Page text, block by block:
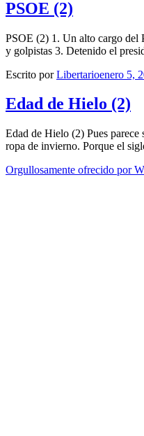
PSOE (2)
PSOE (2) 1. Un alto cargo del
y golpistas 3. Detenido el
Escrito porLibertarioenero 5,
Edad de Hielo (2)
Edad de Hielo (2) Pues parece
ropa de invierno. Porque el
Orgullosamente ofrecido por